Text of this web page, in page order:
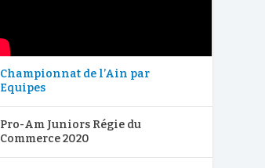
Championnat de l’Ain par
Equipes
Pro-Am Juniors Régie du
Commerce 2020